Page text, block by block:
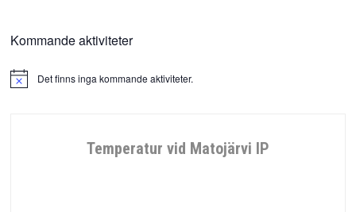
Kommande aktiviteter
Notis Det finns inga kommande aktiviteter.
Temperatur vid Matojärvi IP